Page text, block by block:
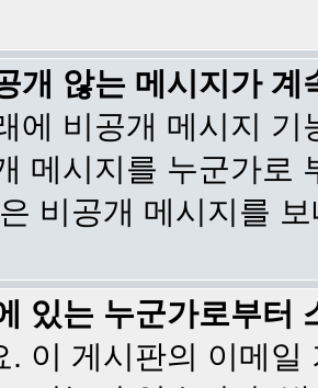
개 않는 메시지가 계
에 비공개 메시지
메시지를 누군가로
비공개 메시지를
있는 누군가로부터
. 이 게시판의 이메